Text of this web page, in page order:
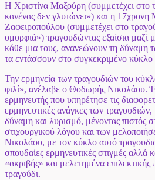
Η Χριστίνα Μαξούρη (συμμετέχει στο
κανένας δεν γλυτώνει») και η 17χρονη
Ζαφειροπούλου (συμμετέχει στο
ομορφιά») τραγουδώντας εξαίσια
κάθε μια τους, ανανεώνουν τη δύναμη
τα εντάσσουν στο συγκεκριμένο κύκλο
Την ερμηνεία των τραγουδιών του
φιλί», ανέλαβε ο Θοδωρής Νικολάου.
ερμηνευτής που υπηρέτησε τις
ερμηνευτικές ανάγκες των
δύναμη και λυρισμό, μένοντας πιστός
στιχουργικού λόγου και των
Νικολάου, με τον κύκλο αυτό
σπουδαίες ερμηνευτικές στιγμές αλλά
«ακριβής» και μελετημένα επιλεκτικής
τραγούδι.